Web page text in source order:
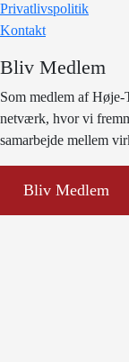
Privatlivspolitik
Kontakt
Bliv Medlem
Som medlem af
netværk, hvor vi
samarbejde mellem
Bliv Medlem